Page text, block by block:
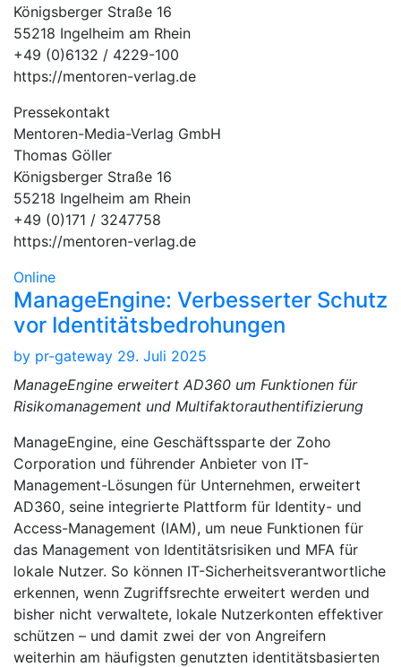
Königsberger Straße 16
55218 Ingelheim am Rhein
+49 (0)6132 / 4229-100
https://mentoren-verlag.de
Pressekontakt
Mentoren-Media-Verlag GmbH
Thomas Göller
Königsberger Straße 16
55218 Ingelheim am Rhein
+49 (0)171 / 3247758
https://mentoren-verlag.de
Online
ManageEngine: Verbesserter Schutz
vor Identitätsbedrohungen
by pr-gateway 29. Juli 2025
ManageEngine erweitert AD360 um Funktionen für
Risikomanagement und Multifaktorauthentifizierung
ManageEngine, eine Geschäftssparte der Zoho
Corporation und führender Anbieter von IT-
Management-Lösungen für Unternehmen, erweitert
AD360, seine integrierte Plattform für Identity- und
Access-Management (IAM), um neue Funktionen für
das Management von Identitätsrisiken und MFA für
lokale Nutzer. So können IT-Sicherheitsverantwortliche
erkennen, wenn Zugriffsrechte erweitert werden und
bisher nicht verwaltete, lokale Nutzerkonten effektiver
schützen – und damit zwei der von Angreifern
weiterhin am häufigsten genutzten identitätsbasierten